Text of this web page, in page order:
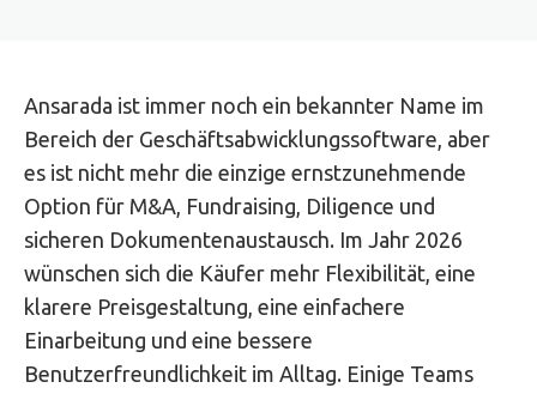
Ansarada ist immer noch ein bekannter Name im
Bereich der Geschäftsabwicklungssoftware, aber
es ist nicht mehr die einzige ernstzunehmende
Option für M&A, Fundraising, Diligence und
sicheren Dokumentenaustausch. Im Jahr 2026
wünschen sich die Käufer mehr Flexibilität, eine
klarere Preisgestaltung, eine einfachere
Einarbeitung und eine bessere
Benutzerfreundlichkeit im Alltag. Einige Teams